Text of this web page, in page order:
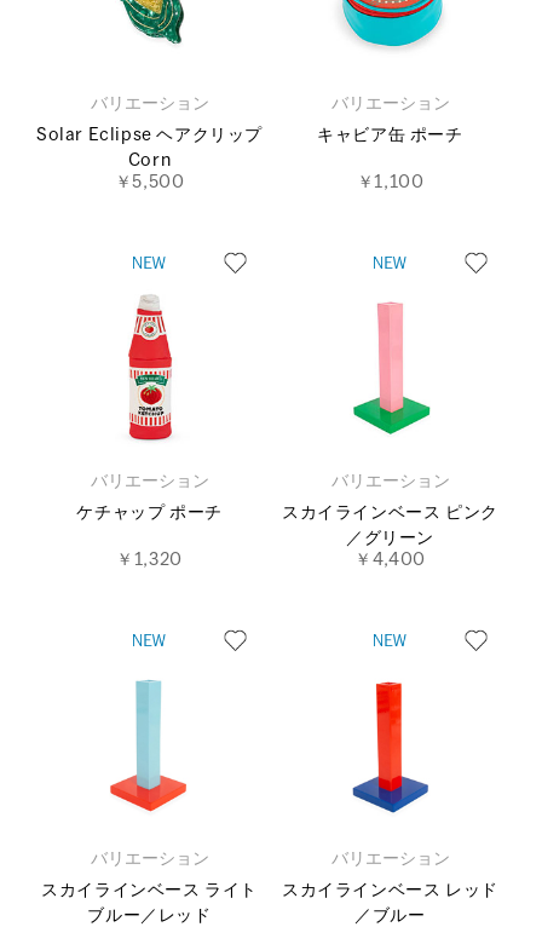
バリエーション
Solar Eclipse ヘアクリップ
Corn
￥5,500
バリエーション
キャビア缶 ポーチ
￥1,100
バリエーション
ケチャップ ポーチ
￥1,320
バリエーション
スカイラインベース ピンク
／グリーン
￥4,400
バリエーション
スカイラインベース ライト
ブルー／レッド
バリエーション
スカイラインベース レッド
／ブルー